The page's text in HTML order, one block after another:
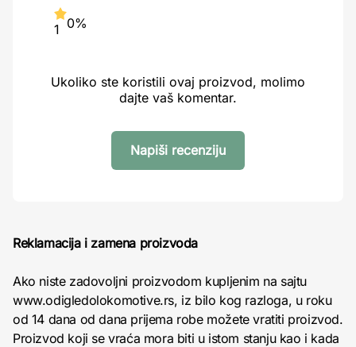
1 0%
Ukoliko ste koristili ovaj proizvod, molimo
dajte vaš komentar.
Napiši recenziju
Reklamacija i zamena proizvoda
Ako niste zadovoljni proizvodom kupljenim na sajtu
www.odigledolokomotive.rs, iz bilo kog razloga, u roku
od 14 dana od dana prijema robe možete vratiti proizvod.
Proizvod koji se vraća mora biti u istom stanju kao i kada